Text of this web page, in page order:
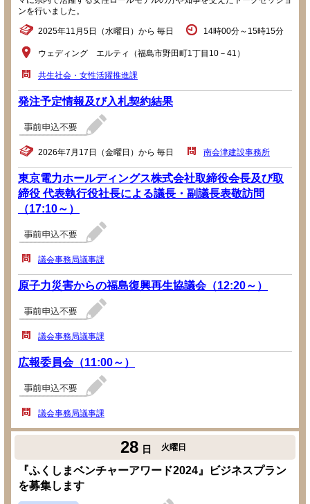
ンを行いました。
2025年11月5日（水曜日）から 毎日 14時00分～15時15分
ウェディング エルティ（福島市野田町1丁目10－41）
共生社会・女性活躍推進課
発注予定情報及び入札契約結果
2026年7月17日（金曜日）から 毎日 南会津建設事務所
東京電力ホールディングス株式会社取締役会長及び取
締役 代表執行役社長による議長・副議長表敬訪問
（17:10～）
議会事務局議事課
原子力災害からの福島復興再生協議会（12:20～）
議会事務局議事課
広報委員会（11:00～）
議会事務局議事課
28 日 火曜日
『ふくしまベンチャーアワード2024』ビジネスプラン
を募集します